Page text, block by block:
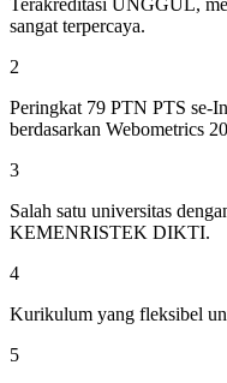
sangat terpercaya.
2
Peringkat 79 PTN PTS se-
berdasarkan Webometrics
3
Salah satu universitas
KEMENRISTEK DIKTI.
4
Kurikulum yang fleksibel
5